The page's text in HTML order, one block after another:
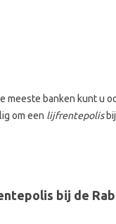
meeste banken kunt u
om een lijfrentepolisbij
bij de